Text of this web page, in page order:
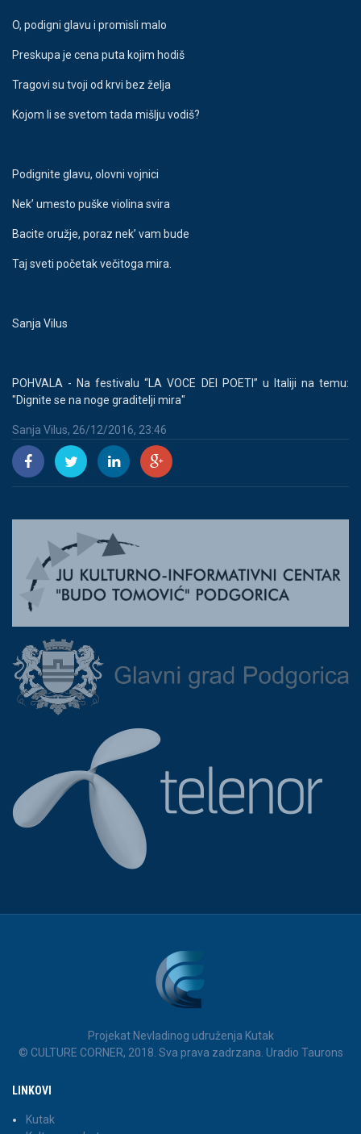
O, podigni glavu i promisli malo
Preskupa je cena puta kojim hodiš
Tragovi su tvoji od krvi bez želja
Kojom li se svetom tada mišlju vodiš?
Podignite glavu, olovni vojnici
Nek’ umesto puške violina svira
Bacite oružje, poraz nek’ vam bude
Taj sveti početak večitoga mira.
Sanja Vilus
POHVALA - Na festivalu “LA VOCE DEI POETI” u Italiji na temu:
"Dignite se na noge graditelji mira"
Sanja Vilus, 26/12/2016, 23:46
Projekat Nevladinog udruženja Kutak
© CULTURE CORNER, 2018. Sva prava zadrzana. Uradio Taurons
LINKOVI
Kutak